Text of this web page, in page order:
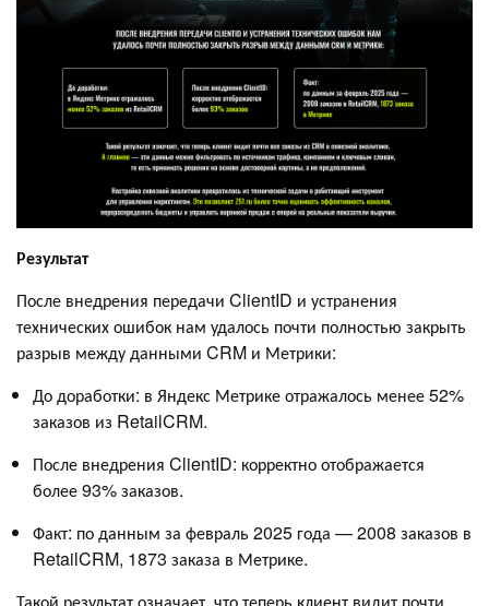
Результат
После внедрения передачи ClientID и устранения
технических ошибок нам удалось почти полностью закрыть
разрыв между данными CRM и Метрики:
До доработки: в Яндекс Метрике отражалось менее 52%
заказов из RetailCRM.
После внедрения ClientID: корректно отображается
более 93% заказов.
Факт: по данным за февраль 2025 года — 2008 заказов в
RetailCRM, 1873 заказа в Метрике.